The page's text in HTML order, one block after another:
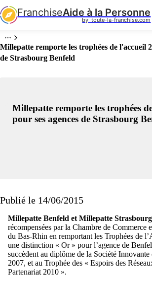
FranchiseAide à la Personne
by  toute-la-franchise.com
Millepatte remporte les trophées de l'accueil
de Strasbourg Benfeld
Millepatte remporte les trophées
pour ses agences de Strasbourg
Publié le 14/06/2015
Millepatte Benfeld et Millepatte Strasbourg
récompensées par la Chambre de Commerce
du Bas-Rhin en remportant les Trophées de
une distinction « Or » pour l’agence de
succèdent au diplôme de la Société Innovante
2007, et au Trophée des « Espoirs des
Partenariat 2010 ».